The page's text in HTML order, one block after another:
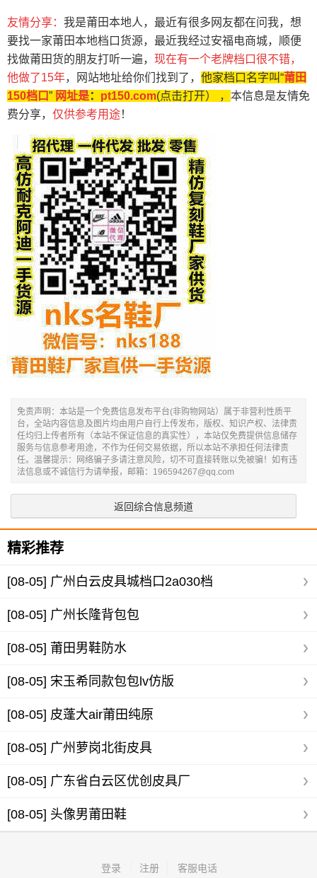
友情分享： 我是莆田本地人 ，最近有很多网友都在问我，想
要找一家莆田本地档口货源，最近我经过安福电商城，顺便
找做莆田货的朋友打听一遍， 现在有一个老牌档口很不错，
他做了15年，网站地址给你们找到了 ， 他家档口名字叫“莆田
150档口” 网址是： pt150.com(点击打开） ， 本信息是友情免
费分享， 仅供参考用途！
免责声明：本站是一个免费信息发布平台(非购物网站）属于非营利性质平
台，全站内容信息及图片均由用户自行上传发布，版权、知识产权、法律责
任均归上传者所有（本站不保证信息的真实性），本站仅免费提供信息储存
服务与信息参考用途，不作为任何交易依据，所以本站不承担任何法律责
任。温馨提示：网络骗子多请注意风险，切不可直接转账以免被骗！如有违
法信息或不诚信行为请举报，邮箱：196594267@qq.com
返回综合信息频道
精彩推荐
[08-05] 广州白云皮具城档口2a030档
[08-05] 广州长隆背包包
[08-05] 莆田男鞋防水
[08-05] 宋玉希同款包包lv仿版
[08-05] 皮蓬大air莆田纯原
[08-05] 广州萝岗北街皮具
[08-05] 广东省白云区优创皮具厂
[08-05] 头像男莆田鞋
登录 注册 客服电话